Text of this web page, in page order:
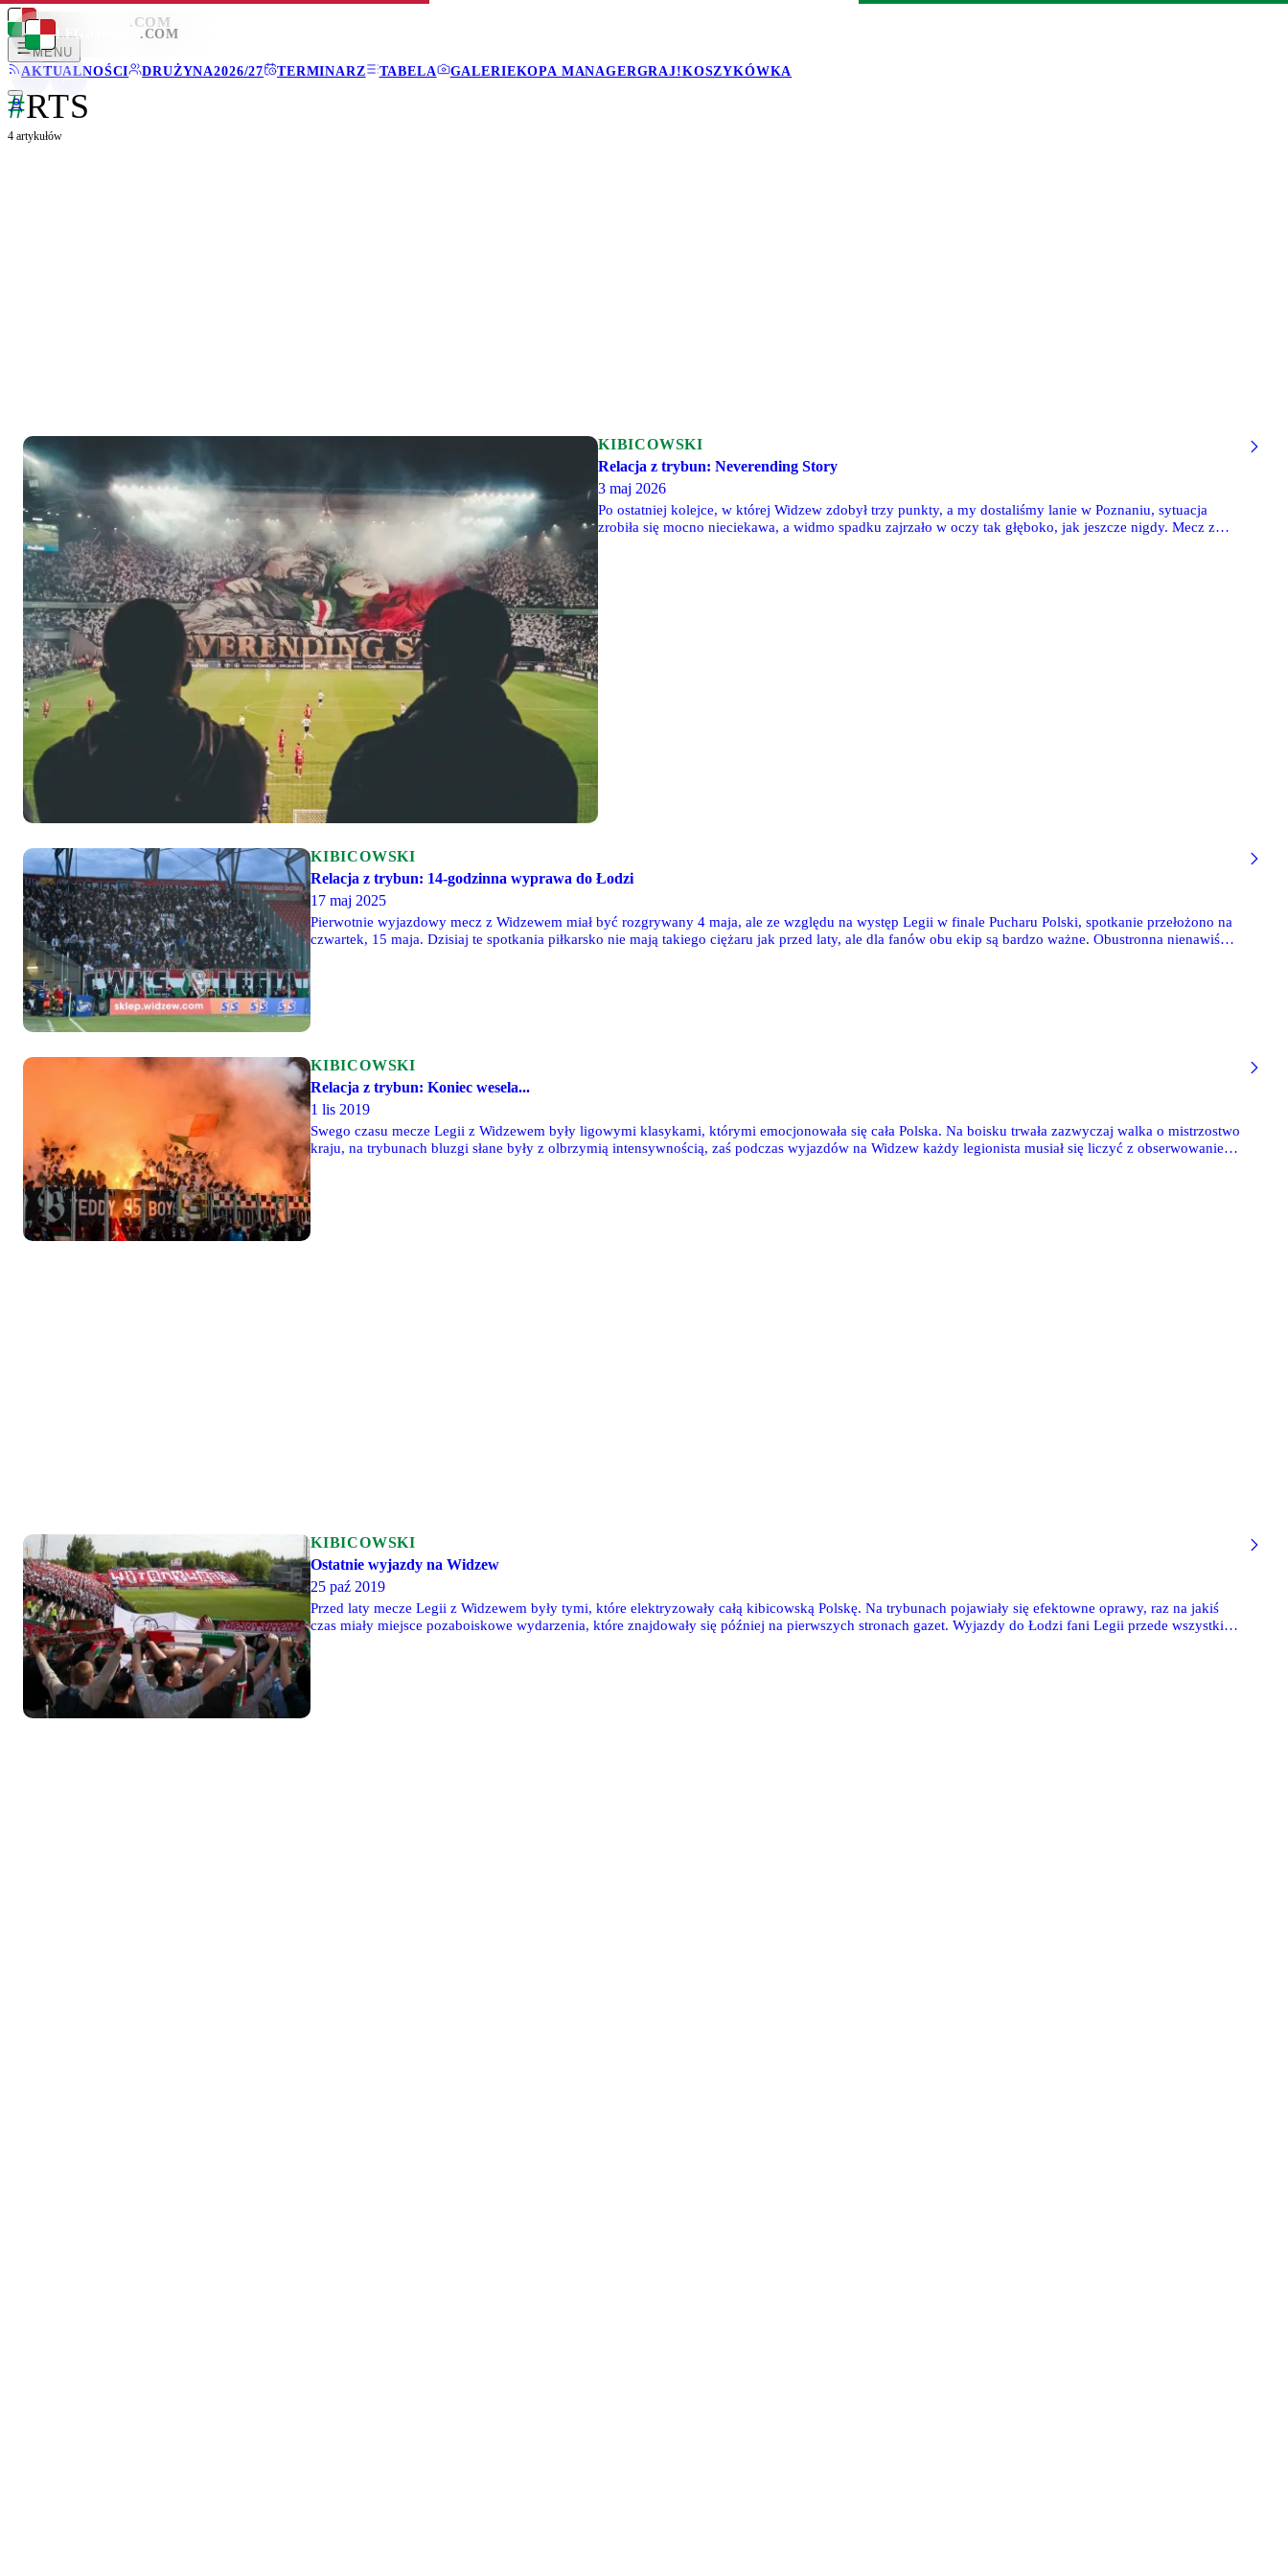
LEGIONISCI .COM
MENU
AKTUALNOŚCI
DRUŻYNA2026/27 TERMINARZ TABELA GALERIEKOPA MANAGERGRAJ!KOSZYKÓWKA
LEGIONISCI .COM
#RTS
4 artykułów
KIBICOWSKI
Relacja z trybun: Neverending Story
3 maj 2026
Po ostatniej kolejce, w której Widzew zdobył trzy punkty, a my dostaliśmy lanie w Poznaniu, sytuacja
zrobiła się mocno nieciekawa, a widmo spadku zajrzało w oczy tak głęboko, jak jeszcze nigdy. Mecz z
KIBICOWSKI
Relacja z trybun: 14-godzinna wyprawa do Łodzi
17 maj 2025
Pierwotnie wyjazdowy mecz z Widzewem miał być rozgrywany 4 maja, ale ze względu na występ Legii w finale Pucharu Polski, spotkanie przełożono na
czwartek, 15 maja. Dzisiaj te spotkania piłkarsko nie mają takiego ciężaru jak przed laty, ale dla fanów obu ekip są bardzo ważne. Obustronna nienawiść
KIBICOWSKI
Relacja z trybun: Koniec wesela...
1 lis 2019
Swego czasu mecze Legii z Widzewem były ligowymi klasykami, którymi emocjonowała się cała Polska. Na boisku trwała zazwyczaj walka o mistrzostwo
kraju, na trybunach bluzgi słane były z olbrzymią intensywnością, zaś podczas wyjazdów na Widzew każdy legionista musiał się liczyć z obserwowaniem
KIBICOWSKI
Ostatnie wyjazdy na Widzew
25 paź 2019
Przed laty mecze Legii z Widzewem były tymi, które elektryzowały całą kibicowską Polskę. Na trybunach pojawiały się efektowne oprawy, raz na jakiś
czas miały miejsce pozaboiskowe wydarzenia, które znajdowały się później na pierwszych stronach gazet. Wyjazdy do Łodzi fani Legii przede wszystkim